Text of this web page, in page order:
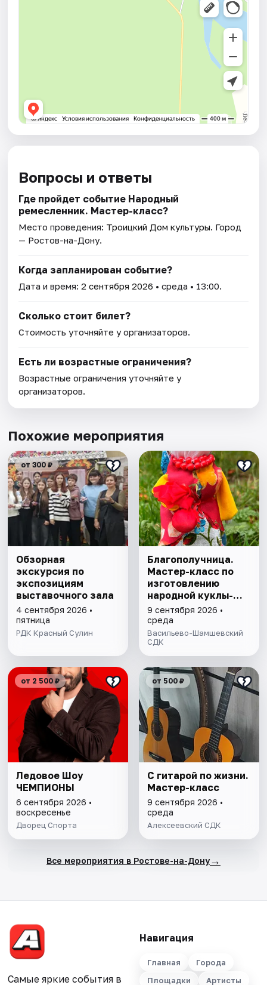
Вопросы и ответы
Где пройдет событие Народный
ремесленник. Мастер-класс?
Место проведения: Троицкий Дом культуры. Город
— Ростов-на-Дону.
Когда запланирован событие?
Дата и время:2 сентября 2026 • среда • 13:00.
Сколько стоит билет?
Стоимость уточняйте у организаторов.
Есть ли возрастные ограничения?
Возрастные ограничения уточняйте у
организаторов.
Похожие мероприятия
от 300 ₽
Обзорная
экскурсия по
экспозициям
выставочного зала
4 сентября 2026 •
пятница
РДК Красный Сулин
Благополучница.
Мастер-класс по
изготовлению
народной куклы-
оберега
9 сентября 2026 •
среда
Васильево-Шамшевский
СДК
от 2 500 ₽
Ледовое Шоу
ЧЕМПИОНЫ
6 сентября 2026 •
воскресенье
Дворец Спорта
от 500 ₽
С гитарой по жизни.
Мастер-класс
9 сентября 2026 •
среда
Алексеевский СДК
Все мероприятия в Ростове-на-Дону→
Самые яркие события в
Навигация
Главная
Города
Площадки
Артисты